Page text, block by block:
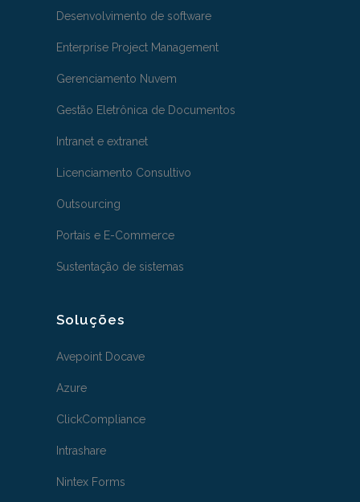
Desenvolvimento de software
Enterprise Project Management
Gerenciamento Nuvem
Gestão Eletrônica de Documentos
Intranet e extranet
Licenciamento Consultivo
Outsourcing
Portais e E-Commerce
Sustentação de sistemas
Soluções
Avepoint Docave
Azure
ClickCompliance
Intrashare
Nintex Forms